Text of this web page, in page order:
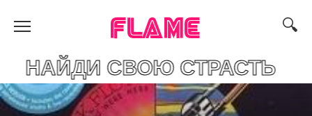
FLAME
СВОЮ СТРАСТЬ